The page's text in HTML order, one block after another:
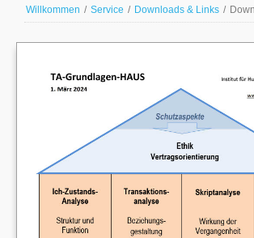
Willkommen / Service / Downloads & Links /